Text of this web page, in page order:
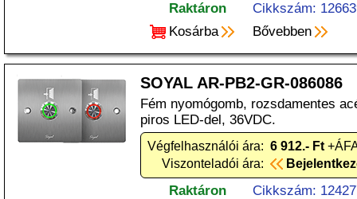
Raktáron
Cikkszám:
Kosárba
Bővebben
SOYAL AR-PB2-GR-086086
Fém nyomógomb, rozsdamentes
piros LED-del, 36VDC.
Végfelhasználói ára: 6 912.- Ft
Viszonteladói ára:
Raktáron
Cikkszám: